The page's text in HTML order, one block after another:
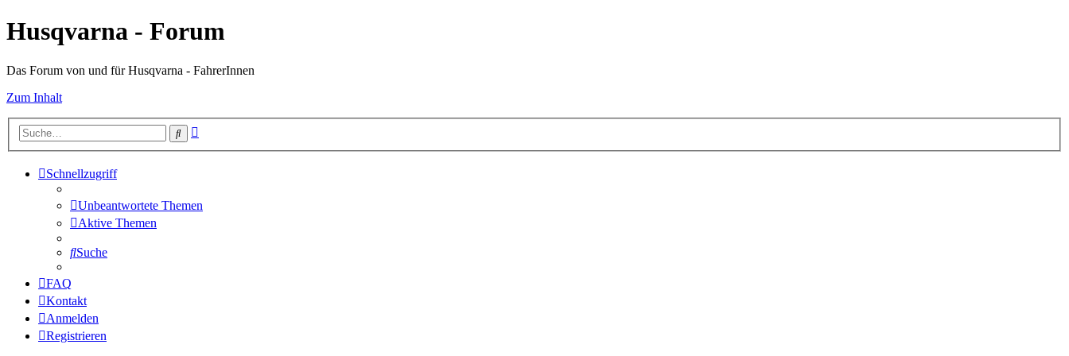
Husqvarna - Forum
Das Forum von und für Husqvarna - FahrerInnen
Zum Inhalt
Suche
Schnellzugriff
Unbeantwortete Themen
Aktive Themen
Suche
FAQ
Kontakt
Anmelden
Registrieren